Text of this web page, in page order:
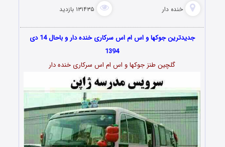
خنده دار ۱۳۱۴۳۵ بازدید
جدیدترین جوکها و اس ام اس سرکاری خنده دار و باحال 14 دی
1394
گلچین طنز جوکها و اس ام اس سرکاری خنده دار